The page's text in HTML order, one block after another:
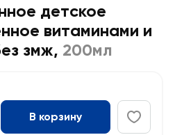
детское
витаминами и
змж, 200мл
В корзину